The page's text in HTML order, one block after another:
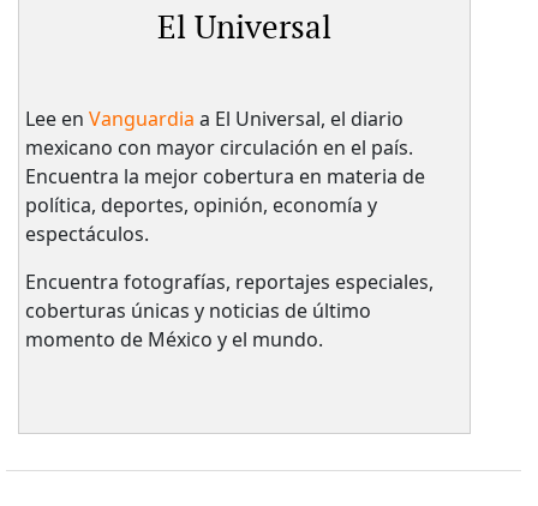
El Universal
Lee en Vanguardia a El Universal, el diario
mexicano con mayor circulación en el país.​
Encuentra la mejor cobertura en materia de
política, deportes, opinión, economía y
espectáculos.
Encuentra fotografías, reportajes especiales,
coberturas únicas y noticias de último
momento de México y el mundo.